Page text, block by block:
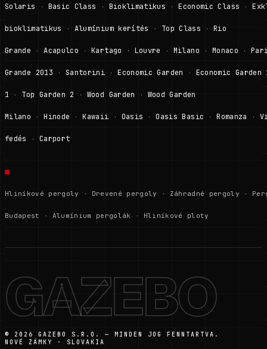
Solaris · Basic Class · Bioklimatikus · Economic Class ·
bioklimatikus · Alumínium kerítés · Top Class · Rio
Grande · Acapulco · Kartago · Louvre · Milano · Monaco ·
Grande 2013 · Santorini · Economic Garden · Economic Garden
1 · Top Garden 2 · Wood Garden · Wood Garden
Milano · Hinode · Kawaii · Oasis · Oasis Basic · Romanza ·
fedés · Carport
Hliníkové pergoly · Drevené pergoly · Záhradné pergoly ·
Budapest · Alumínium pergolák · Hliníkové ploty
GAZEBO
© 2026 GAZEBO S.R.O. — MINDEN JOG FENNTARTVA.
NOVÉ ZÁMKY · SLOVAKIA